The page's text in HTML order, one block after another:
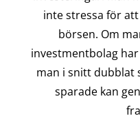
inte stressa för
börsen. Om
investmentbolag
man i snitt dubblat
sparade kan